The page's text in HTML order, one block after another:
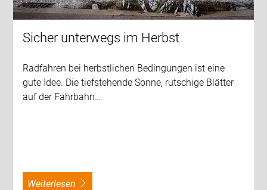
Sicher unterwegs im Herbst
Radfahren bei herbstlichen Bedingungen ist eine
gute Idee. Die tiefstehende Sonne, rutschige Blätter
auf der Fahrbahn…
weiterlesen